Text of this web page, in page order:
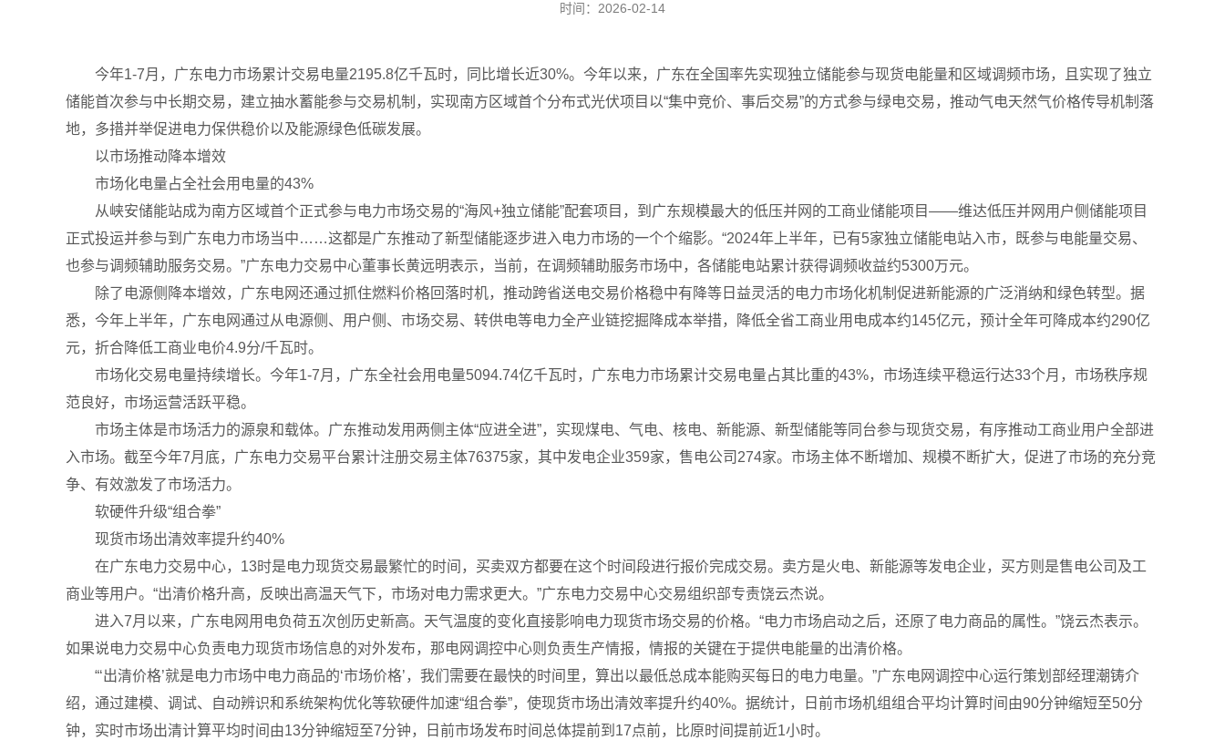
时间：2026-02-14
今年1-7月，广东电力市场累计交易电量2195.8亿千瓦时，同比增长近30%。今年以来，广东在全国率先实现独立储能参与现货电能量和区域调频市场，且实现了独立
储能首次参与中长期交易，建立抽水蓄能参与交易机制，实现南方区域首个分布式光伏项目以“集中竞价、事后交易”的方式参与绿电交易，推动气电天然气价格传导机制落
地，多措并举促进电力保供稳价以及能源绿色低碳发展。
以市场推动降本增效
市场化电量占全社会用电量的43%
从峡安储能站成为南方区域首个正式参与电力市场交易的“海风+独立储能”配套项目，到广东规模最大的低压并网的工商业储能项目——维达低压并网用户侧储能项目
正式投运并参与到广东电力市场当中……这都是广东推动了新型储能逐步进入电力市场的一个个缩影。“2024年上半年，已有5家独立储能电站入市，既参与电能量交易、
也参与调频辅助服务交易。”广东电力交易中心董事长黄远明表示，当前，在调频辅助服务市场中，各储能电站累计获得调频收益约5300万元。
除了电源侧降本增效，广东电网还通过抓住燃料价格回落时机，推动跨省送电交易价格稳中有降等日益灵活的电力市场化机制促进新能源的广泛消纳和绿色转型。据
悉，今年上半年，广东电网通过从电源侧、用户侧、市场交易、转供电等电力全产业链挖掘降成本举措，降低全省工商业用电成本约145亿元，预计全年可降成本约290亿
元，折合降低工商业电价4.9分/千瓦时。
市场化交易电量持续增长。今年1-7月，广东全社会用电量5094.74亿千瓦时，广东电力市场累计交易电量占其比重的43%，市场连续平稳运行达33个月，市场秩序规
范良好，市场运营活跃平稳。
市场主体是市场活力的源泉和载体。广东推动发用两侧主体“应进全进”，实现煤电、气电、核电、新能源、新型储能等同台参与现货交易，有序推动工商业用户全部进
入市场。截至今年7月底，广东电力交易平台累计注册交易主体76375家，其中发电企业359家，售电公司274家。市场主体不断增加、规模不断扩大，促进了市场的充分竞
争、有效激发了市场活力。
软硬件升级“组合拳”
现货市场出清效率提升约40%
在广东电力交易中心，13时是电力现货交易最繁忙的时间，买卖双方都要在这个时间段进行报价完成交易。卖方是火电、新能源等发电企业，买方则是售电公司及工
商业等用户。“出清价格升高，反映出高温天气下，市场对电力需求更大。”广东电力交易中心交易组织部专责饶云杰说。
进入7月以来，广东电网用电负荷五次创历史新高。天气温度的变化直接影响电力现货市场交易的价格。“电力市场启动之后，还原了电力商品的属性。”饶云杰表示。
如果说电力交易中心负责电力现货市场信息的对外发布，那电网调控中心则负责生产情报，情报的关键在于提供电能量的出清价格。
“‘出清价格’就是电力市场中电力商品的‘市场价格’，我们需要在最快的时间里，算出以最低总成本能购买每日的电力电量。”广东电网调控中心运行策划部经理潮铸介
绍，通过建模、调试、自动辨识和系统架构优化等软硬件加速“组合拳”，使现货市场出清效率提升约40%。据统计，日前市场机组组合平均计算时间由90分钟缩短至50分
钟，实时市场出清计算平均时间由13分钟缩短至7分钟，日前市场发布时间总体提前到17点前，比原时间提前近1小时。